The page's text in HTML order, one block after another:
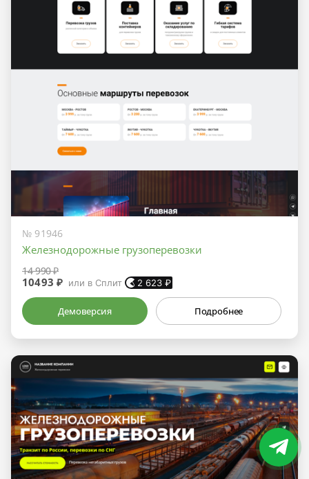
№ 91946
Железнодорожные грузоперевозки
14 990 ₽
10493 ₽ или в Сплит 2 623 ₽
Демоверсия Подробнее